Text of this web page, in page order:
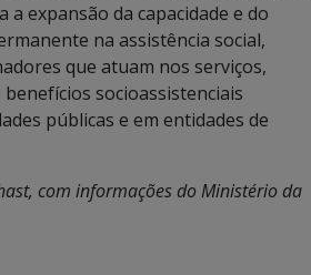
a expansão da capacidade e do
na assistência social,
que atuam nos serviços,
socioassistenciais
públicas e em entidades de
com informações do Ministério da